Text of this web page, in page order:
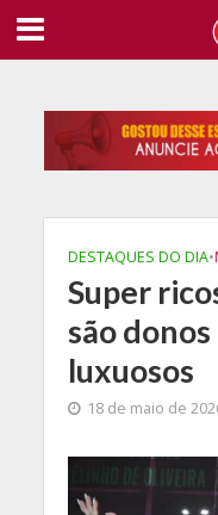
DESTAQUES DO DIA•
Super
são
luxuosos
18 de maio de